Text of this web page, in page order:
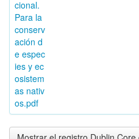
cional.
Para la
conserv
ación d
e espec
ies y ec
osistem
as nativ
os.pdf